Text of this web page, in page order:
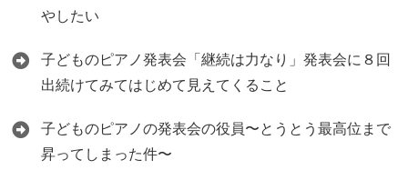
やしたい
子どものピアノ発表会「継続は力なり」発表会に８回
出続けてみてはじめて見えてくること
子どものピアノの発表会の役員〜とうとう最高位まで
昇ってしまった件〜